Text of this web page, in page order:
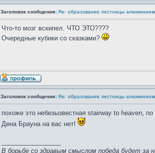
Заголовок сообщения: Re: образование лестницы
Что-то мозг вскипел. ЧТО ЭТО????
Очередные кубики со сказками?
Заголовок сообщения: Re: образование лестницы
похоже это небезызвестная stairway to heaven,
Дена Брауна на вас нет!
В борьбе со здравым смыслом победа будет за